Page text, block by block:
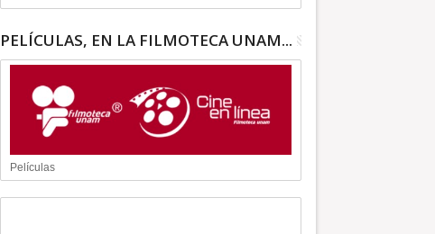
PELÍCULAS, EN LA FILMOTECA UNAM...
Películas